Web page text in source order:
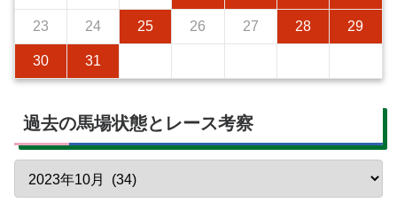
23 24 25 26 27 28 29
30 31
過去の馬場状態とレース考察